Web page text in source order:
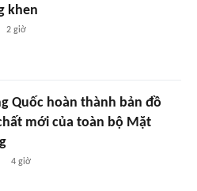
khen
2 giờ
Quốc hoàn thành bản đồ
mới của toàn bộ Mặt
4 giờ